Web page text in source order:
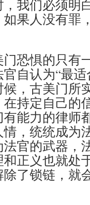
我们必须明
果人没有罪
恐惧的只有
自认为“最
，古美门所
持定自己的
能力的律师
，统统成为
官的武器，
正义也就处
了锁链，就